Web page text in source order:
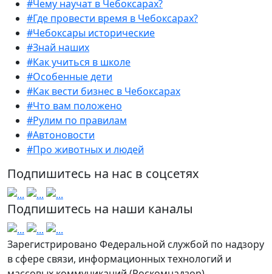
#Чему научат в Чебоксарах?
#Где провести время в Чебоксарах?
#Чебоксары исторические
#Знай наших
#Как учиться в школе
#Особенные дети
#Как вести бизнес в Чебоксарах
#Что вам положено
#Рулим по правилам
#Автоновости
#Про животных и людей
Подпишитесь на нас в соцсетях
Подпишитесь на наши каналы
Зарегистрировано Федеральной службой по надзору
в сфере связи, информационных технологий и